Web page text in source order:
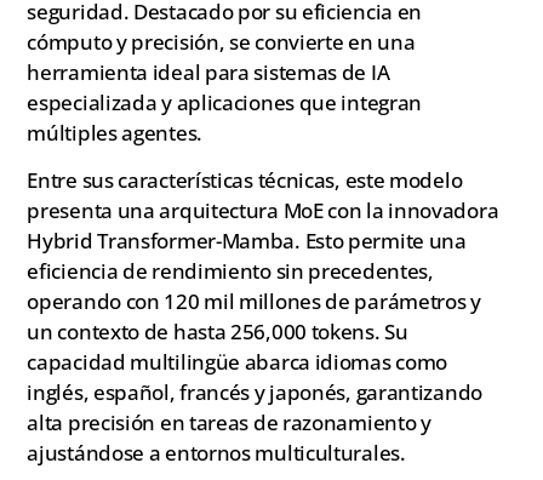
seguridad. Destacado por su eficiencia en
cómputo y precisión, se convierte en una
herramienta ideal para sistemas de IA
especializada y aplicaciones que integran
múltiples agentes.
Entre sus características técnicas, este modelo
presenta una arquitectura MoE con la innovadora
Hybrid Transformer-Mamba. Esto permite una
eficiencia de rendimiento sin precedentes,
operando con 120 mil millones de parámetros y
un contexto de hasta 256,000 tokens. Su
capacidad multilingüe abarca idiomas como
inglés, español, francés y japonés, garantizando
alta precisión en tareas de razonamiento y
ajustándose a entornos multiculturales.